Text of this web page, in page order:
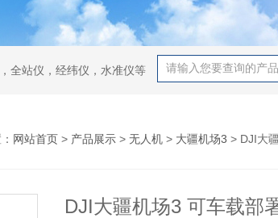
全站仪，经纬仪，水准仪等
网站首页 > 产品展示 > 无人机 > 大疆机场3 > DJI大疆
DJI大疆机场3 可车载部